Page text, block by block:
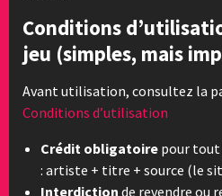
Conditions
jeu (simples, mais
Avant utilisation, consultez la
Conditions d’utilisation
Crédit obligatoire pour tout
: artiste + titre + source (le
Interdiction de revendre ou